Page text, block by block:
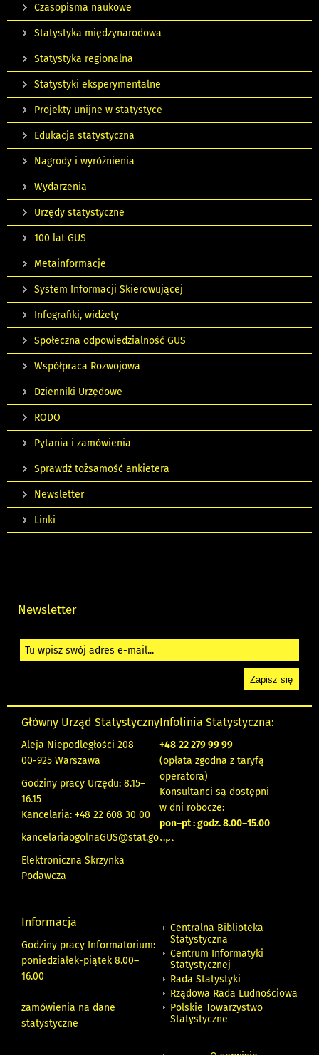
Czasopisma naukowe
Statystyka międzynarodowa
Statystyka regionalna
Statystyki eksperymentalne
Projekty unijne w statystyce
Edukacja statystyczna
Nagrody i wyróżnienia
Wydarzenia
Urzędy statystyczne
100 lat GUS
Metainformacje
System Informacji Skierowującej
Infografiki, widżety
Społeczna odpowiedzialność GUS
Współpraca Rozwojowa
Dzienniki Urzędowe
RODO
Pytania i zamówienia
Sprawdź tożsamość ankietera
Newsletter
Linki
Newsletter
Główny Urząd Statystyczny
Aleja Niepodległości 208
00-925 Warszawa
Godziny pracy Urzędu: 8.15–
16.15
Kancelaria: +48 22 608 30 00
kancelariaogolnaGUS@stat.gov.pl
Elektroniczna Skrzynka
Podawcza
Infolinia Statystyczna:
+48 22 279 99 99
(opłata zgodna z taryfą
operatora)
Konsultanci są dostępni
w dni robocze:
pon–pt : godz. 8.00–15.00
Informacja
Godziny pracy Informatorium:
poniedziałek-piątek 8.00–
16.00
zamówienia na dane
statystyczne
Centralna Biblioteka
Statystyczna
Centrum Informatyki
Statystycznej
Rada Statystyki
Rządowa Rada Ludnościowa
Polskie Towarzystwo
Statystyczne